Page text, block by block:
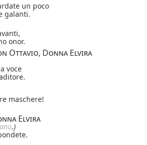
un poco
galanti.
onor.
Ottavio, Donna Elvira
voce
maschere!
Elvira
.)